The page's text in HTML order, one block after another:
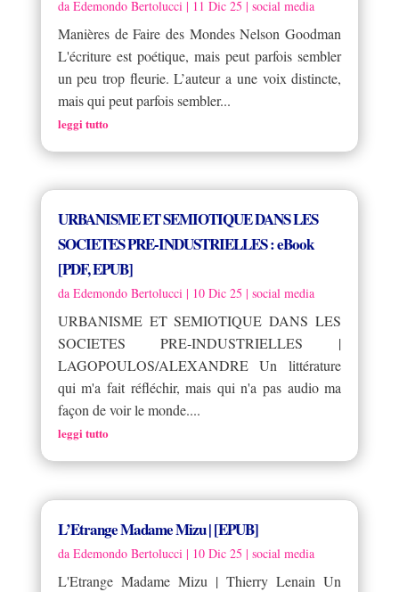
da Edemondo Bertolucci| 11 Dic 25 | social media
Manières de Faire des Mondes Nelson Goodman
L'écriture est poétique, mais peut parfois sembler
un peu trop fleurie. L’auteur a une voix distincte,
mais qui peut parfois sembler...
leggi tutto
URBANISME ET SEMIOTIQUE DANS LES
SOCIETES PRE-INDUSTRIELLES : eBook
[PDF, EPUB]
da Edemondo Bertolucci| 10 Dic 25 | social media
URBANISME ET SEMIOTIQUE DANS LES
SOCIETES PRE-INDUSTRIELLES |
LAGOPOULOS/ALEXANDRE Un littérature
qui m'a fait réfléchir, mais qui n'a pas audio ma
façon de voir le monde....
leggi tutto
L’Etrange Madame Mizu | [EPUB]
da Edemondo Bertolucci | 10 Dic 25 | social media
L'Etrange Madame Mizu | Thierry Lenain Un